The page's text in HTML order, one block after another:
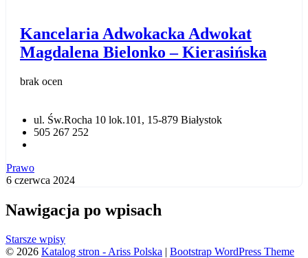
Kancelaria Adwokacka Adwokat
Magdalena Bielonko – Kierasińska
brak ocen
ul. Św.Rocha 10 lok.101, 15-­879 Białystok
505 267 252
Prawo
6 czerwca 2024
Nawigacja po wpisach
Starsze wpisy
© 2026 Katalog stron - Ariss Polska | Bootstrap WordPress Theme